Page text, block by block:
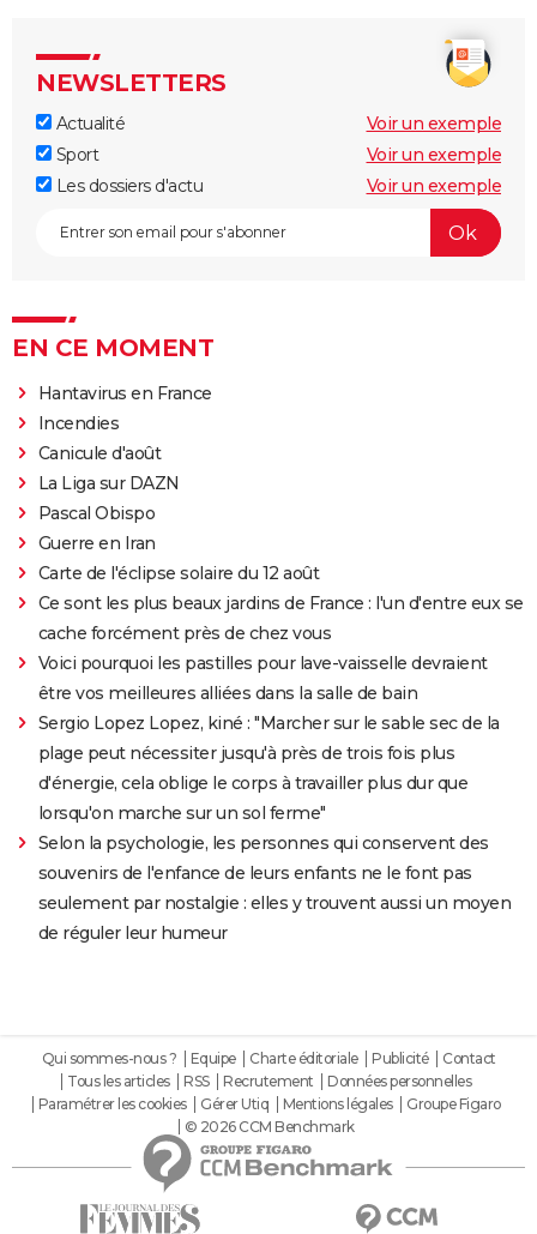
NEWSLETTERS
Actualité
Voir un exemple
Sport
Voir un exemple
Les dossiers d'actu
Voir un exemple
EN CE MOMENT
Hantavirus en France
Incendies
Canicule d'août
La Liga sur DAZN
Pascal Obispo
Guerre en Iran
Carte de l'éclipse solaire du 12 août
Ce sont les plus beaux jardins de France : l'un d'entre eux se
cache forcément près de chez vous
Voici pourquoi les pastilles pour lave-vaisselle devraient
être vos meilleures alliées dans la salle de bain
Sergio Lopez Lopez, kiné : "Marcher sur le sable sec de la
plage peut nécessiter jusqu'à près de trois fois plus
d'énergie, cela oblige le corps à travailler plus dur que
lorsqu'on marche sur un sol ferme"
Selon la psychologie, les personnes qui conservent des
souvenirs de l'enfance de leurs enfants ne le font pas
seulement par nostalgie : elles y trouvent aussi un moyen
de réguler leur humeur
Qui sommes-nous ? Equipe Charte éditoriale Publicité
Contact
Tous les articles
RSS Recrutement
Données personnelles
Paramétrer les cookies
Gérer Utiq Mentions légales
Groupe Figaro
© 2026 CCM Benchmark